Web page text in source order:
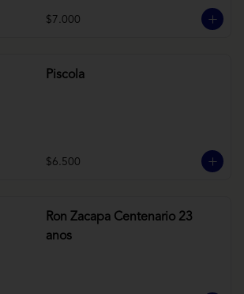
$7.000
Piscola
$6.500
Ron Zacapa Centenario 23
anos